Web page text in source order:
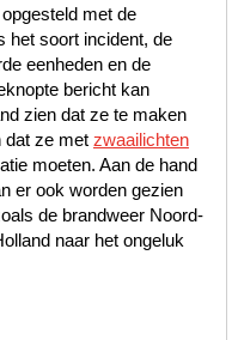
met de
het soort incident, de
eenheden en de
bericht kan
zien dat ze te maken
dat ze met zwaailichten
moeten. Aan de hand
er ook worden gezien
de brandweer Noord-
naar het ongeluk